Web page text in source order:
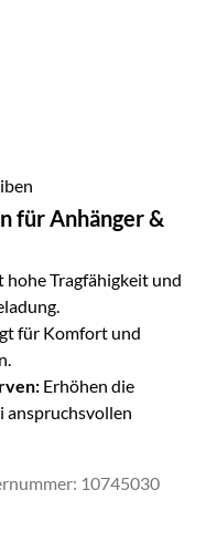
für Anhänger &
hohe Tragfähigkeit und
für Komfort und
Erhöhen die
anspruchsvollen
10745030